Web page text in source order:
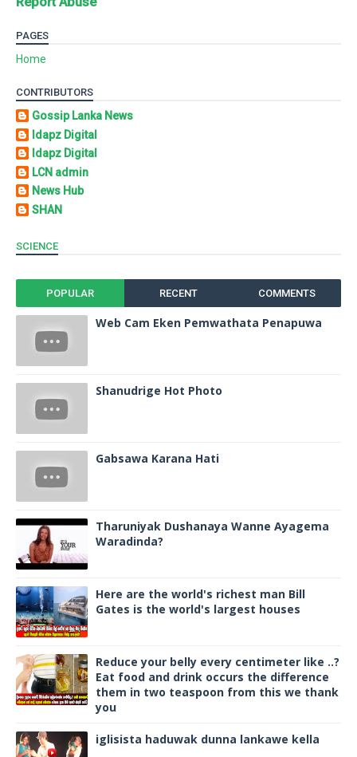
PAGES
Home
CONTRIBUTORS
Gossip Lanka News
Idapz Digital
Idapz Digital
LCN admin
News Hub
SHAN
SCIENCE
POPULAR RECENT COMMENTS
Web Cam Eken Pemwathata Penapuwa
Shanudrige Hot Photo
Gabsawa Karana Hati
Tharuniyak Dushanaya Wanne Ayagema
Waradinda?
Here are the world's richest man Bill
Gates is the world's largest houses
Reduce your belly every centimeter like ..?
Eat food and drink occurs the difference
them in two teaspoon from this we thank
you
iglisista haduwak dunna lankawe kella